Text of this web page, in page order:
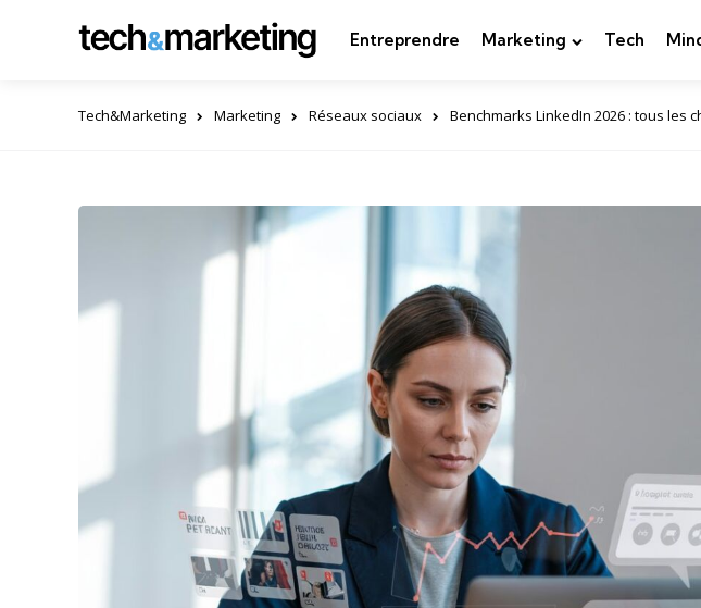
Entreprendre Marketing Tech
Tech&Marketing Marketing Réseaux sociaux Benchmarks LinkedIn 2026 : tous les